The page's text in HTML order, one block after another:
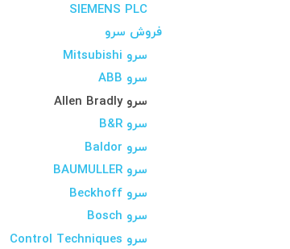
SIEMENS PLC
فروش سرو
سرو Mitsubishi
سرو ABB
سرو Allen Bradly
سرو B&R
سرو Baldor
سرو BAUMULLER
سرو Beckhoff
سرو Bosch
سرو Control Techniques